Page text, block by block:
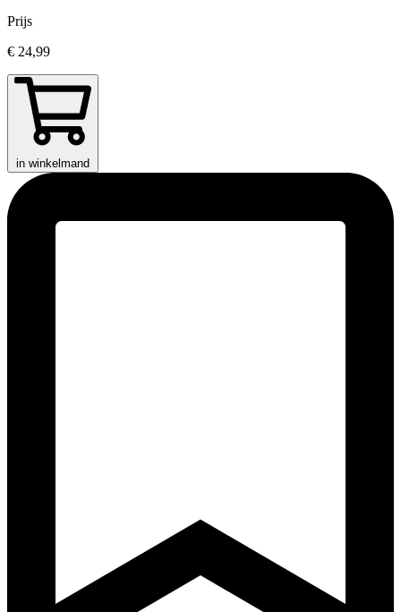
Prijs
€ 24,99
in winkelmand